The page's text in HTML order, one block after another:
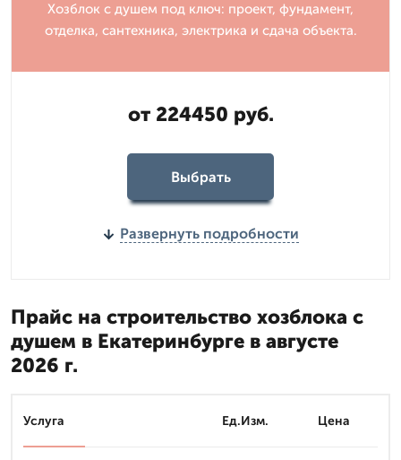
Хозблок с душем под ключ: проект, фундамент,
отделка, сантехника, электрика и сдача объекта.
от 224450 руб.
Выбрать
Развернуть подробности
Прайс на строительство хозблока с
душем в Екатеринбурге в августе
2026 г.
Услуга Ед.Изм. Цена